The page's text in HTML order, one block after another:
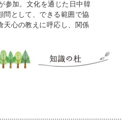
参加。文化を通じた日中韓
問として、できる範囲で協
天心の教えに呼応し、関係